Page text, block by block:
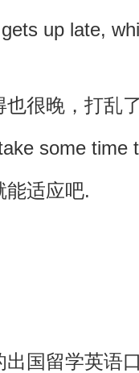
up late,
很晚，打乱
some time
能适应吧.
出国留学英语